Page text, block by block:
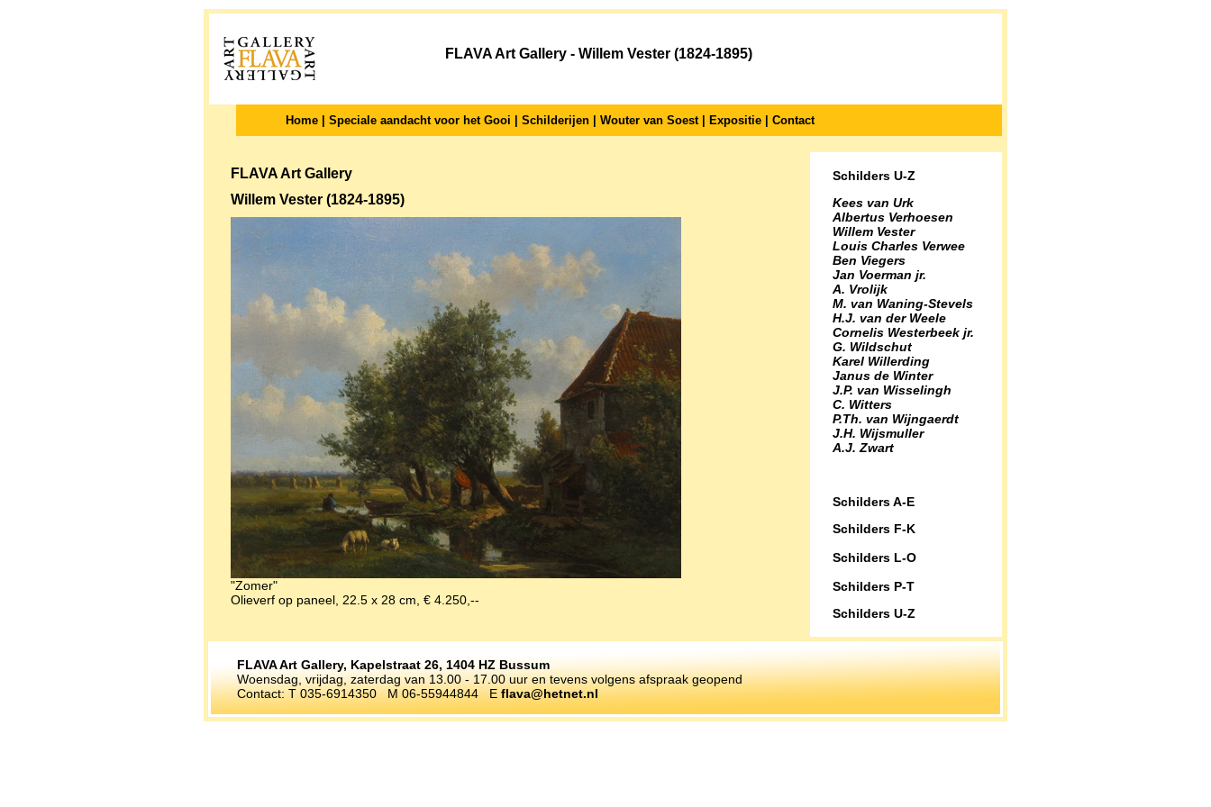
FLAVA Art Gallery - Willem Vester (1824-1895)
Home Speciale aandacht voor het Gooi Schilderijen Wouter van Soest| Expositie Contact
FLAVA Art Gallery
Willem Vester (1824-1895)
"Zomer"
Olieverf op paneel, 22.5 x 28 cm, € 4.250,--
Schilders U-Z
Kees van Urk
Albertus Verhoesen
Willem Vester
Louis Charles Verwee
Ben Viegers
Jan Voerman jr.
A. Vrolijk
M. van Waning-Stevels
H.J. van der Weele
Cornelis Westerbeek jr.
G. Wildschut
Karel Willerding
Janus de Winter
J.P. van Wisselingh
C. Witters
P.Th. van Wijngaerdt
J.H. Wijsmuller
A.J. Zwart
Schilders A-E
Schilders F-K
Schilders L-O
Schilders P-T
Schilders U-Z
FLAVA Art Gallery, Kapelstraat 26, 1404 HZ Bussum
Woensdag, vrijdag, zaterdag van 13.00 - 17.00 uur en tevens volgens afspraak geopend
Contact: T 035-6914350 M 06-55944844 Eflava@hetnet.nl